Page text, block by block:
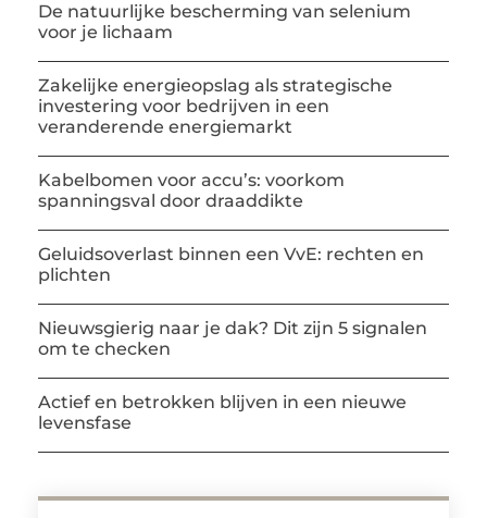
De natuurlijke bescherming van selenium
voor je lichaam
Zakelijke energieopslag als strategische
investering voor bedrijven in een
veranderende energiemarkt
Kabelbomen voor accu’s: voorkom
spanningsval door draaddikte
Geluidsoverlast binnen een VvE: rechten en
plichten
Nieuwsgierig naar je dak? Dit zijn 5 signalen
om te checken
Actief en betrokken blijven in een nieuwe
levensfase